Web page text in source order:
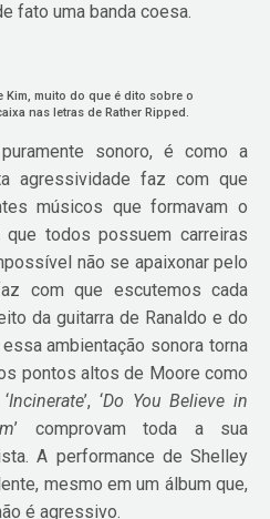
fato uma banda coesa.
Kim, muito do que é dito sobre o
nas letras de Rather Ripped.
sonoro, é como a
agressividade faz com que
músicos que formavam o
todos possuem carreiras
não se apaixonar pelo
com que escutemos cada
da guitarra de Ranaldo e do
ambientação sonora torna
pontos altos de Moore como
Incinerate’, ‘Do You Believe in
’ comprovam toda a sua
A performance de Shelley
mesmo em um álbum que,
é agressivo.